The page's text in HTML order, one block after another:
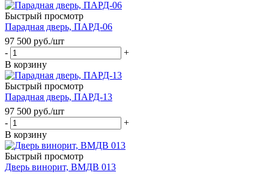
Быстрый просмотр
Парадная дверь, ПАРД-06
97 500 руб./шт
-
+
В корзину
Быстрый просмотр
Парадная дверь, ПАРД-13
97 500 руб./шт
-
+
В корзину
Быстрый просмотр
Дверь винорит, ВМДВ 013